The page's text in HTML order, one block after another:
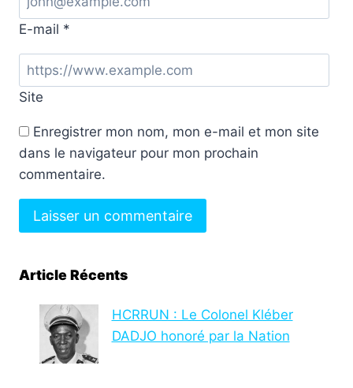
E-mail *
Site
Enregistrer mon nom, mon e-mail et mon site
dans le navigateur pour mon prochain
commentaire.
Article Récents
HCRRUN : Le Colonel Kléber
DADJO honoré par la Nation